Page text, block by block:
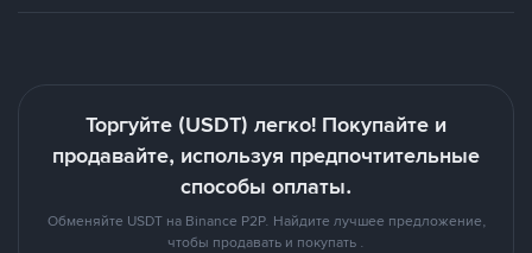
Торгуйте (USDT) легко! Покупайте и
продавайте, используя предпочтительные
способы оплаты.
Обменяйте USDT на Binance P2P. Найдите лучшее предложение,
чтобы продавать и покупать .